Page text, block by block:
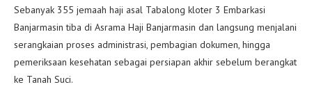
Sebanyak 355 jemaah haji asal Tabalong kloter 3 Embarkasi
Banjarmasin tiba di Asrama Haji Banjarmasin dan langsung menjalani
serangkaian proses administrasi, pembagian dokumen, hingga
pemeriksaan kesehatan sebagai persiapan akhir sebelum berangkat
ke Tanah Suci.